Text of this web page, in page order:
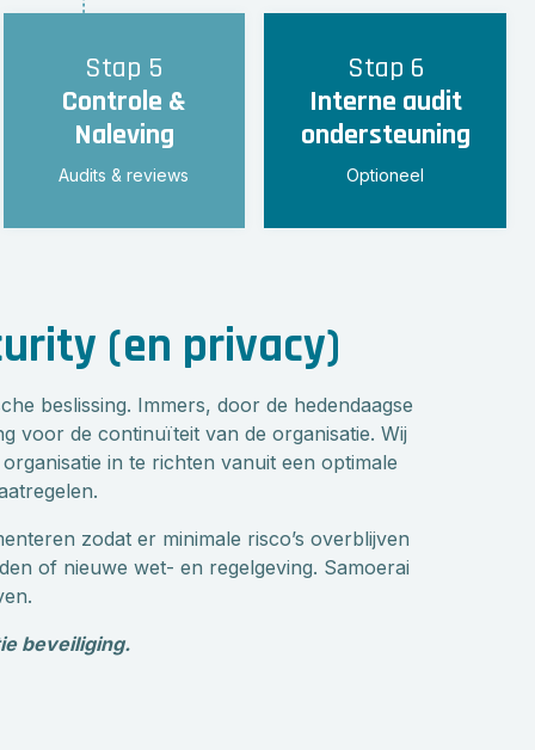
Stap 5
Controle &
Naleving
Audits & reviews
Stap 6
Interne audit
ondersteuning
Optioneel
(en privacy)
beslissing. Immers, door de hedendaagse
voor de continuïteit van de organisatie. Wij
in te richten vanuit een optimale
zodat er minimale risco’s overblijven
of nieuwe wet- en regelgeving. Samoerai
beveiliging.